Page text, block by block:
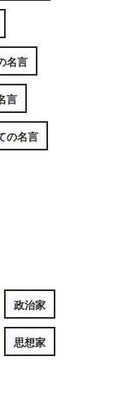
名言
言
の名言
政治家
思想家